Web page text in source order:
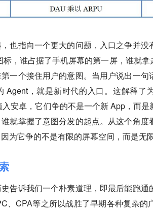
也指向一个更大的问题，入口之争并
标，谁占据了手机屏幕的第一屏，谁就
一个接住用户的意图。当用户说出一
Agent，就是新时代的入口。这解释了
安卓，它们争的不是一个新 App，而
就掌握了意图分发的起点。从这个角
为它争的不是有限的屏幕空间，而是无
告诉我们一个朴素道理，即最后能跑
、CPA等之所以战胜了早期各种复杂的